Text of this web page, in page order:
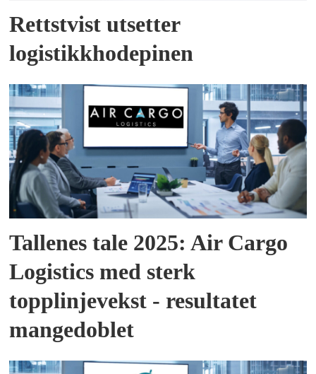
Rettstvist utsetter
logistikkhodepinen
Tallenes tale 2025: Air Cargo
Logistics med sterk
topplinjevekst - resultatet
mangedoblet